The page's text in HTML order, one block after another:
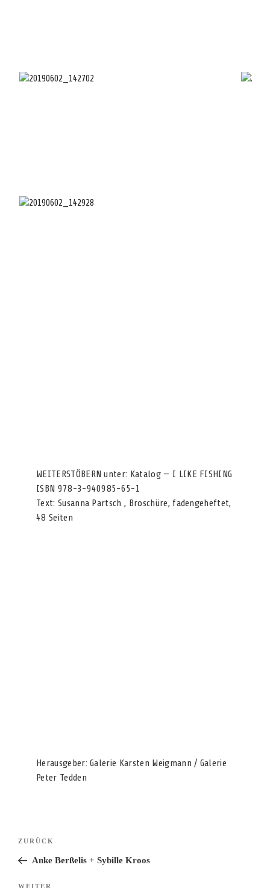
WEITERSTÖBERN unter: Katalog — I LIKE FISHING
ISBN 978-3-940985-65-1
Text: Susanna Partsch , Broschüre, fadengeheftet,
48 Seiten
Herausgeber: Galerie Karsten Weigmann / Galerie
Peter Tedden
Beitragsnavigation
Vorheriger
Beitrag
ZURÜCK
Anke Berßelis + Sybille Kroos
WEITER